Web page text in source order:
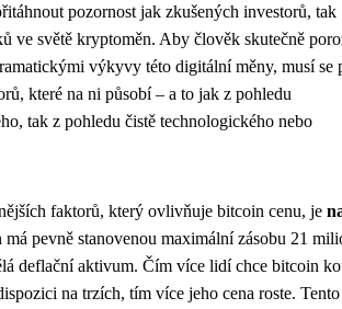
pozornost jak zkušených investorů, tak
ve světě kryptoměn. Aby člověk skutečně
výkyvy této digitální měny, musí se
které na ni působí – a to jak z pohledu
tak z pohledu čistě technologického nebo
faktorů, který ovlivňuje bitcoin cenu, je
má pevně stanovenou maximální zásobu 21
deflační aktivum. Čím více lidí chce bitcoin
na trzích, tím více jeho cena roste.